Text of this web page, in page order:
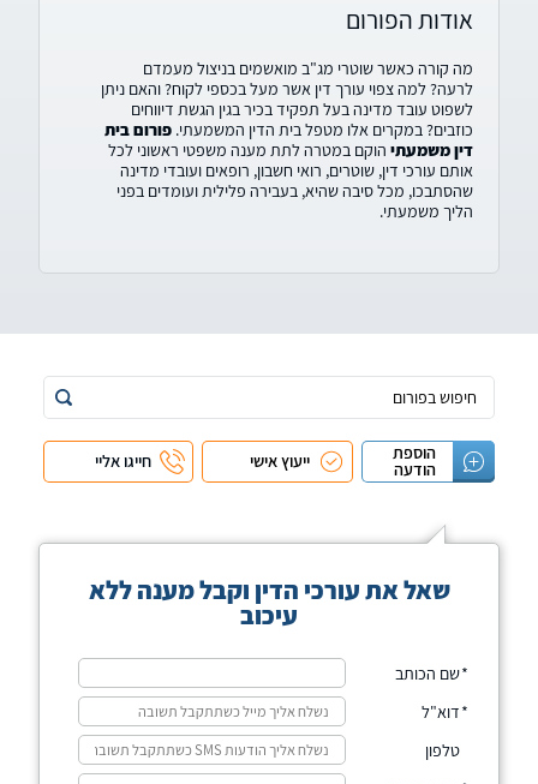
אודות הפורום
מה קורה כאשר שוטרי מג"ב מואשמים בניצול מעמדם
לרעה? למה צפוי עורך דין אשר מעל בכספי לקוח? והאם ניתן
לשפוט עובד מדינה בעל תפקיד בכיר בגין הגשת דיווחים
כוזבים? במקרים אלו מטפל בית הדין המשמעתי.פורום בית
דין משמעתי הוקם במטרה לתת מענה משפטי ראשוני לכל
אותם עורכי דין, שוטרים, רואי חשבון, רופאים ועובדי מדינה
שהסתבכו, מכל סיבה שהיא, בעבירה פלילית ועומדים בפני
הליך משמעתי.
הוספת
הודעה ייעוץ אישי חייגו אליי
שאל את עורכי הדין וקבל מענה ללא
עיכוב
שם הכותב
דוא"ל
טלפון